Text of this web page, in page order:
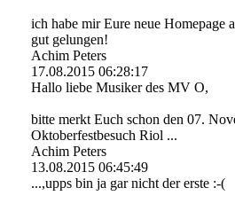
ich habe mir Eure neue Homepage
gut gelungen!
Achim Peters
17.08.2015 06:28:17
Hallo liebe Musiker des MV O,
bitte merkt Euch schon den 07.
Oktoberfestbesuch Riol ...
Achim Peters
13.08.2015 06:45:49
...,upps bin ja gar nicht der erste :-(